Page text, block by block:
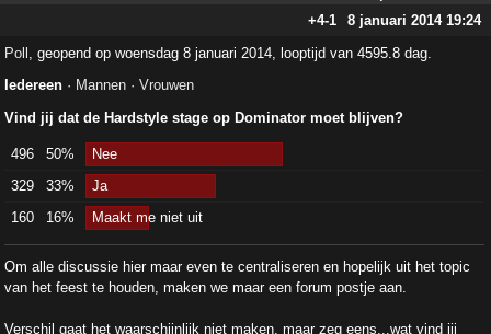
+4-1 8 januari 2014 19:24
Poll , geopend op woensdag 8 januari 2014, looptijd van 4595.8 dag.
Iedereen· Mannen· Vrouwen
Vind jij dat de Hardstyle stage op Dominator moet blijven?
496 50%
Nee
329
33%
Ja
160
16% Maakt me niet uit
Om alle discussie hier maar even te centraliseren en hopelijk uit het topic
van het feest te houden, maken we maar een forum postje aan.
Verschil gaat het waarschijnlijk niet maken, maar zeg eens...wat vind jij